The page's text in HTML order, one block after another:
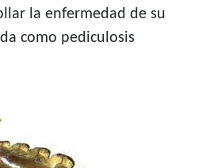
la enfermedad de su
como pediculosis